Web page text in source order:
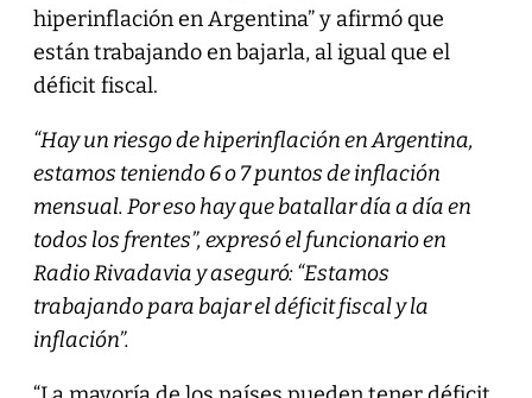
hiperinflación en Argentina” y afirmó que
están trabajando en bajarla, al igual que el
déficit fiscal.
“Hay un riesgo de hiperinflación en Argentina,
estamos teniendo 6 o 7 puntos de inflación
mensual. Por eso hay que batallar día a día en
todos los frentes”, expresó el funcionario en
Radio Rivadavia y aseguró: “Estamos
trabajando para bajar el déficit fiscal y la
inflación”.